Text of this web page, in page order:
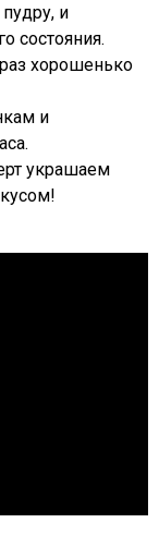
и
состояния.
хорошенько
и
украшаем